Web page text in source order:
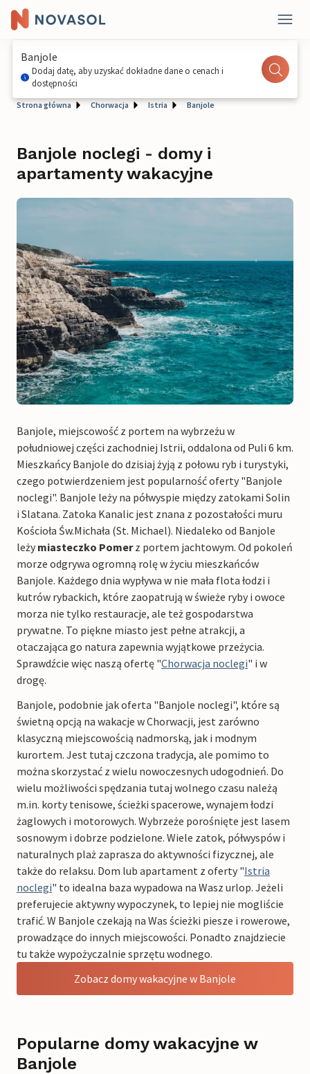
Banjole
Dodaj datę, aby uzyskać dokładne dane o cenach i
dostępności
Strona główna Chorwacja Istria Banjole
Banjole noclegi - domy i
apartamenty wakacyjne
Banjole, miejscowość z portem na wybrzeżu w
południowej części zachodniej Istrii, oddalona od Puli 6 km.
Mieszkańcy Banjole do dzisiaj żyją z połowu ryb i turystyki,
czego potwierdzeniem jest popularność oferty "Banjole
noclegi". Banjole leży na półwyspie między zatokami Solin
i Slatana. Zatoka Kanalic jest znana z pozostałości muru
Kościoła Św.Michała (St. Michael). Niedaleko od Banjole
leży miasteczko Pomerz portem jachtowym. Od pokoleń
morze odgrywa ogromną rolę w życiu mieszkańców
Banjole. Każdego dnia wypływa w nie mała flota łodzi i
kutrów rybackich, które zaopatrują w świeże ryby i owoce
morza nie tylko restauracje, ale też gospodarstwa
prywatne. To piękne miasto jest pełne atrakcji, a
otaczająca go natura zapewnia wyjątkowe przeżycia.
Sprawdźcie więc naszą ofertę "Chorwacja noclegi" i w
drogę.
Banjole, podobnie jak oferta "Banjole noclegi", które są
świetną opcją na wakacje w Chorwacji, jest zarówno
klasyczną miejscowością nadmorską, jak i modnym
kurortem. Jest tutaj czczona tradycja, ale pomimo to
można skorzystać z wielu nowoczesnych udogodnień. Do
wielu możliwości spędzania tutaj wolnego czasu należą
m.in. korty tenisowe, ścieżki spacerowe, wynajem łodzi
żaglowych i motorowych. Wybrzeże porośnięte jest lasem
sosnowym i dobrze podzielone. Wiele zatok, półwyspów i
naturalnych plaż zaprasza do aktywności fizycznej, ale
także do relaksu. Dom lub apartament z oferty "Istria
noclegi" to idealna baza wypadowa na Wasz urlop. Jeżeli
preferujecie aktywny wypoczynek, to lepiej nie mogliście
trafić. W Banjole czekają na Was ścieżki piesze i rowerowe,
prowadzące do innych miejscowości. Ponadto znajdziecie
tu także wypożyczalnie sprzętu wodnego.
Zobacz domy wakacyjne w Banjole
Popularne domy wakacyjne w
Banjole